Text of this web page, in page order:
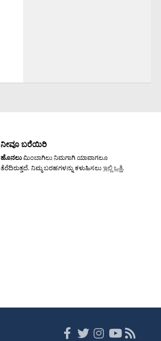
ನೀವೂ ಬರೆಯಿರಿ
ಹೊನಲುಮಿಂಬಾಗಿಲು ನಿಮಗಾಗಿ ಯಾವಾಗಲೂ
ತೆರೆದಿರುತ್ತದೆ. ನಿಮ್ಮ ಬರಹಗಳನ್ನು ಕಳುಹಿಸಲುಇಲ್ಲಿ ಒತ್ತಿ.